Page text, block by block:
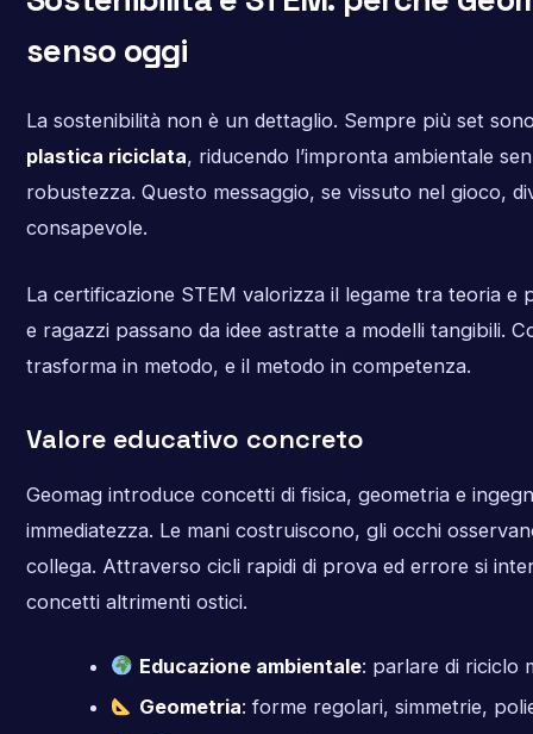
senso oggi
La sostenibilità non è un dettaglio. Sempre più set
plastica riciclata, riducendo l’impronta ambientale
robustezza. Questo messaggio, se vissuto nel gioco,
consapevole.
La certificazione STEM valorizza il legame tra teoria e
e ragazzi passano da idee astratte a modelli tangibili.
trasforma in metodo, e il metodo in competenza.
Valore educativo concreto
Geomag introduce concetti di fisica, geometria e
immediatezza. Le mani costruiscono, gli occhi
collega. Attraverso cicli rapidi di prova ed errore si
concetti altrimenti ostici.
Educazione ambientale: parlare di riciclo
Geometria: forme regolari, simmetrie,